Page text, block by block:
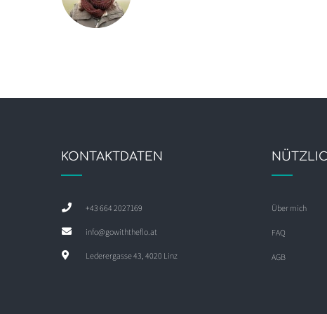
KONTAKTDATEN
+43 664 2027169
info@gowiththeflo.at
Lederergasse 43, 4020 Linz
Über mich
FAQ
AGB